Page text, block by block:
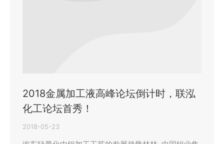
2018金属加工液高峰论坛倒计时，联泓
化工论坛首秀！
2018-05-23